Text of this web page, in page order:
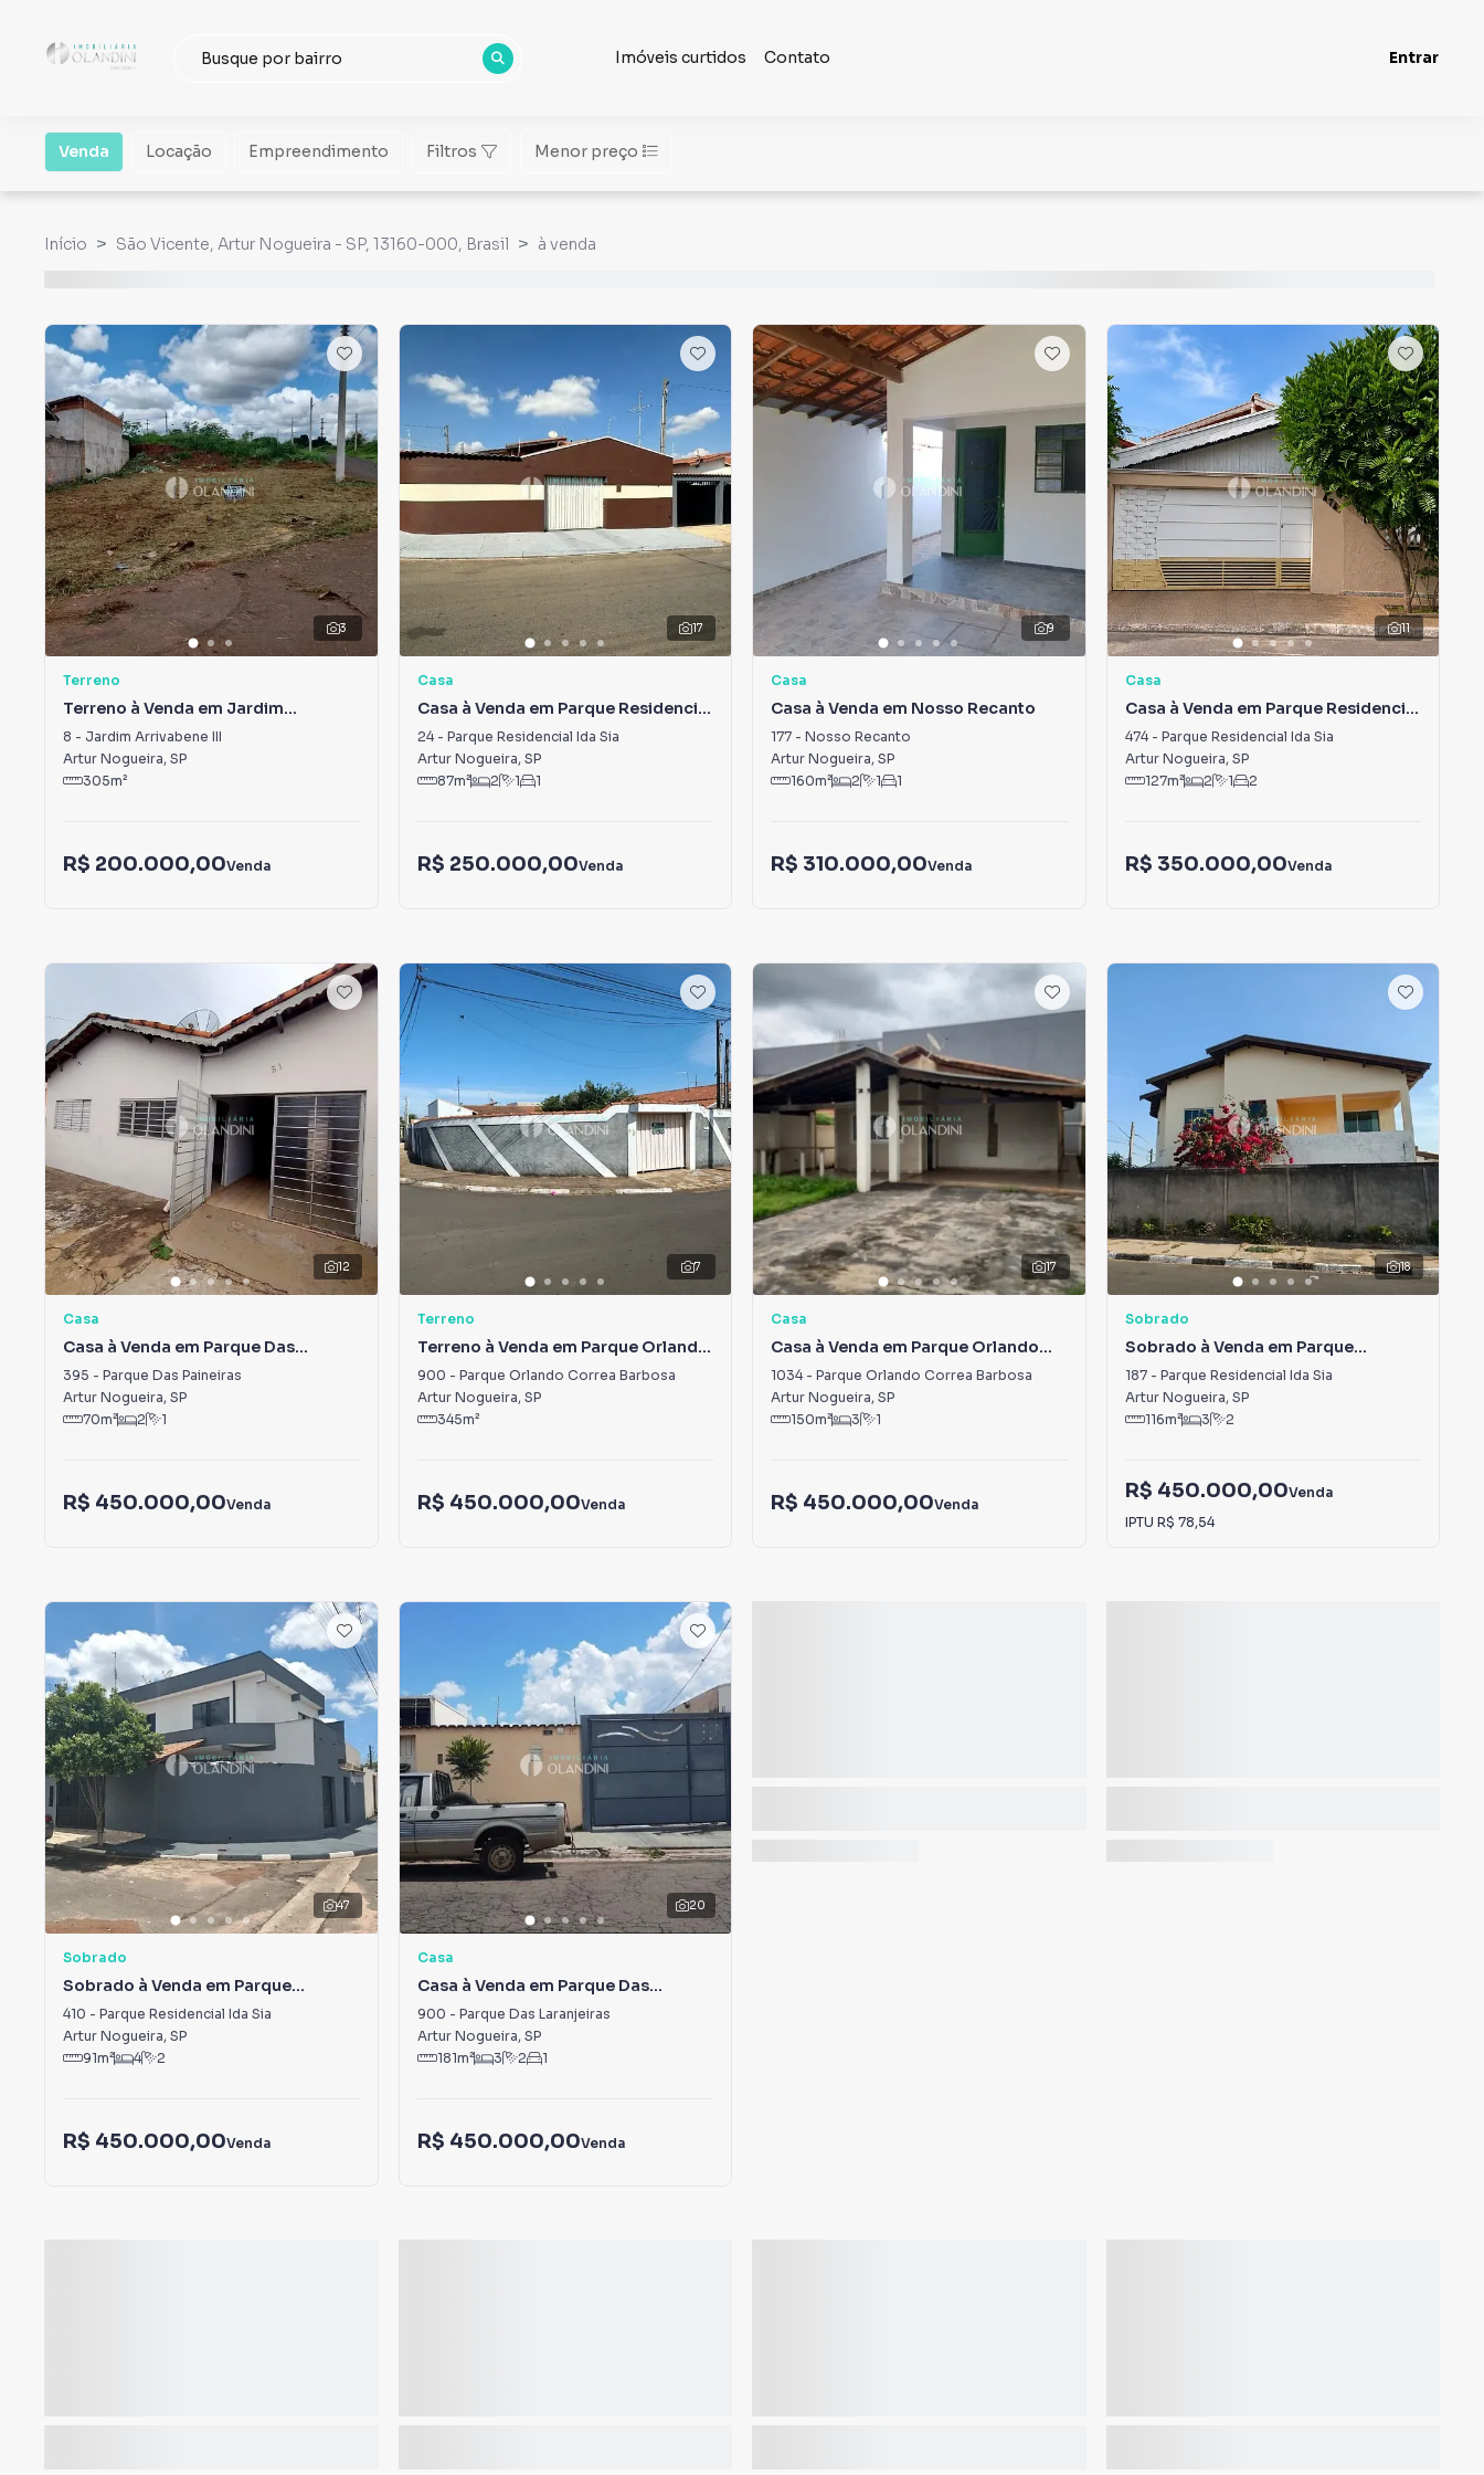
Imóveis curtidos Contato Entrar
Venda Locação Empreendimento Filtros Menor preço
Início São Vicente, Artur Nogueira - SP, 13160-000, Brasil à venda
3
Terreno
Terreno à Venda em Jardim
Arrivabene III
8 - Jardim Arrivabene III
Artur Nogueira, SP
305m²
R$ 200.000,00Venda
17
Casa
Casa à Venda em Parque Residencial
Ida Sia
24- Parque Residencial Ida Sia
Artur Nogueira, SP
87m² 2 1 1
R$ 250.000,00Venda
9
Casa
Casa à Venda em Nosso Recanto
177 - Nosso Recanto
Artur Nogueira, SP
160m² 2 1 1
R$ 310.000,00Venda
11
Casa
Casa à Venda em Parque Residencial
Ida Sia
474- Parque Residencial Ida Sia
Artur Nogueira, SP
127m² 2 1 2
R$ 350.000,00Venda
12
Casa
Casa à Venda em Parque Das
Paineiras
395 - Parque Das Paineiras
Artur Nogueira, SP
70m² 2 1
R$ 450.000,00Venda
7
Terreno
Terreno à Venda em Parque Orlando
Correa Barbosa
900 - Parque Orlando Correa Barbosa
Artur Nogueira, SP
345m²
R$ 450.000,00Venda
17
Casa
Casa à Venda em Parque Orlando
Correa Barbosa
1034- Parque Orlando Correa Barbosa
Artur Nogueira, SP
150m² 3 1
R$ 450.000,00Venda
18
Sobrado
Sobrado à Venda em Parque
Residencial Ida Sia
187- Parque Residencial Ida Sia
Artur Nogueira, SP
116m² 3 2
R$ 450.000,00Venda
IPTU R$ 78,54
47
Sobrado
Sobrado à Venda em Parque
Residencial Ida Sia
410 - Parque Residencial Ida Sia
Artur Nogueira, SP
91m² 4 2
R$ 450.000,00Venda
20
Casa
Casa à Venda em Parque Das
Laranjeiras
900 - Parque Das Laranjeiras
Artur Nogueira, SP
181m² 3 2 1
R$ 450.000,00Venda